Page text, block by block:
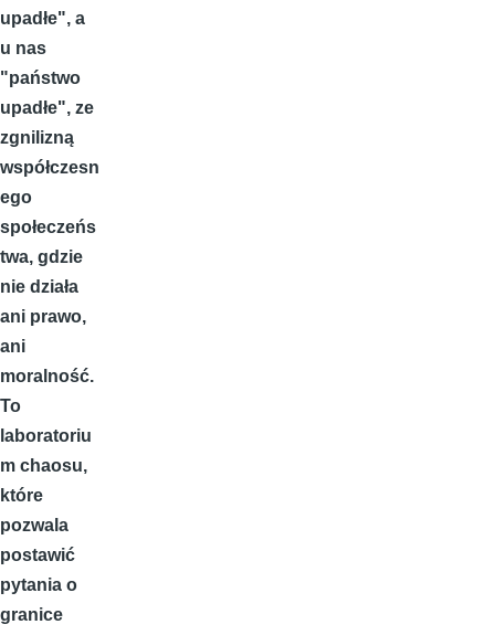
upadłe", a
u nas
"państwo
upadłe", ze
zgnilizną
współczesn
ego
społeczeńs
twa, gdzie
nie działa
ani prawo,
ani
moralność.
To
laboratoriu
m chaosu,
które
pozwala
postawić
pytania o
granice